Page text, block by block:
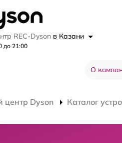
REC-Dyson в Казани
до 21:00
О
центр Dyson Каталог